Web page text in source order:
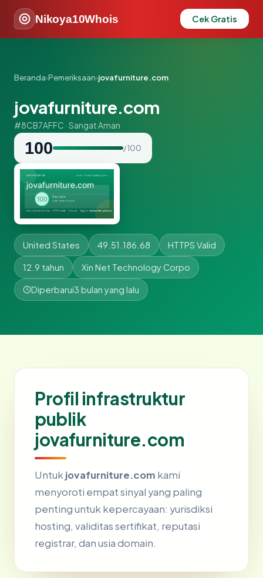
Nikoya10Whois Cek Gratis
Beranda›Pemeriksaan›jovafurniture.com
jovafurniture.com
#8CB7AFFC · Sangat Aman
100 / 100
United States 49.51.186.68 HTTPS Valid
12.9 tahun Xin Net Technology Corpo
Diperbarui3 bulan yang lalu
Profil infrastruktur
publik
jovafurniture.com
Untuk jovafurniture.com kami
menyoroti empat sinyal yang paling
penting untuk kepercayaan: yurisdiksi
hosting, validitas sertifikat, reputasi
registrar, dan usia domain.